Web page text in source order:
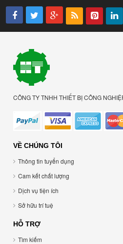
CÔNG TY TNHH THIẾT BỊ CÔNG
VỀ CHÚNG TÔI
Thông tin tuyển dụng
Cam kết chất lượng
Dịch vụ tiện ích
Sở hữu trí tuệ
HỖ TRỢ
Tìm kiếm